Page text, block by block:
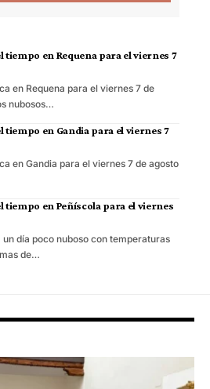
tiempo en Requena para el viernes 7
en Requena para el viernes 7 de
nubosos…
tiempo en Gandia para el viernes 7
en Gandia para el viernes 7 de agosto
tiempo en Peñíscola para el viernes
día poco nuboso con temperaturas
de…